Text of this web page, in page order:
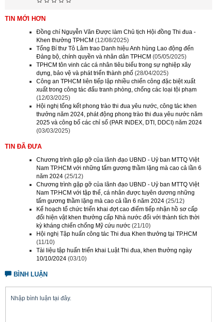
TIN MỚI HƠN
Đồng chí Nguyễn Văn Được làm Chủ tịch Hội đồng Thi đua -
Khen thưởng TPHCM (12/08/2025)
Tổng Bí thư Tô Lâm trao Danh hiệu Anh hùng Lao động đến
Đảng bộ, chính quyền và nhân dân TPHCM (05/05/2025)
TPHCM tôn vinh các cá nhân tiêu biểu trong sự nghiệp xây
dựng, bảo vệ và phát triển thành phố (28/04/2025)
Công an TPHCM liên tiếp lập nhiều chiến công đặc biệt xuất
xuất trong công tác đấu tranh phòng, chống các loại tội phạm
(12/03/2025)
Hội nghị tổng kết phong trào thi đua yêu nước, công tác khen
thưởng năm 2024, phát động phong trào thi đua yêu nước năm
2025 và công bố các chỉ số (PAR INDEX, DTI, DDCI) năm 2024
(03/03/2025)
TIN ĐÃ ĐƯA
Chương trình gặp gỡ của lãnh đạo UBND - Uỷ ban MTTQ Việt
Nam TP.HCM với những tấm gương thầm lặng mà cao cả lần 6
năm 2024 (25/12)
Chương trình gặp gỡ của lãnh đạo UBND - Uỷ ban MTTQ Việt
Nam TP.HCM với tập thể, cá nhân được tuyên dương những
tấm gương thầm lặng mà cao cả lần 6 năm 2024 (25/12)
Kế hoạch tổ chức triển khai đợt cao điểm tiếp nhận hồ sơ cấp
đổi hiện vật khen thưởng cấp Nhà nước đối với thành tích thời
kỳ kháng chiến chống Mỹ cứu nước (21/10)
Hội nghị Tập huấn công tác Thi đua Khen thưởng tại TP.HCM
(11/10)
Tài liệu tập huấn triển khai Luật Thi đua, khen thưởng ngày
10/10/2024 (03/10)
BÌNH LUẬN